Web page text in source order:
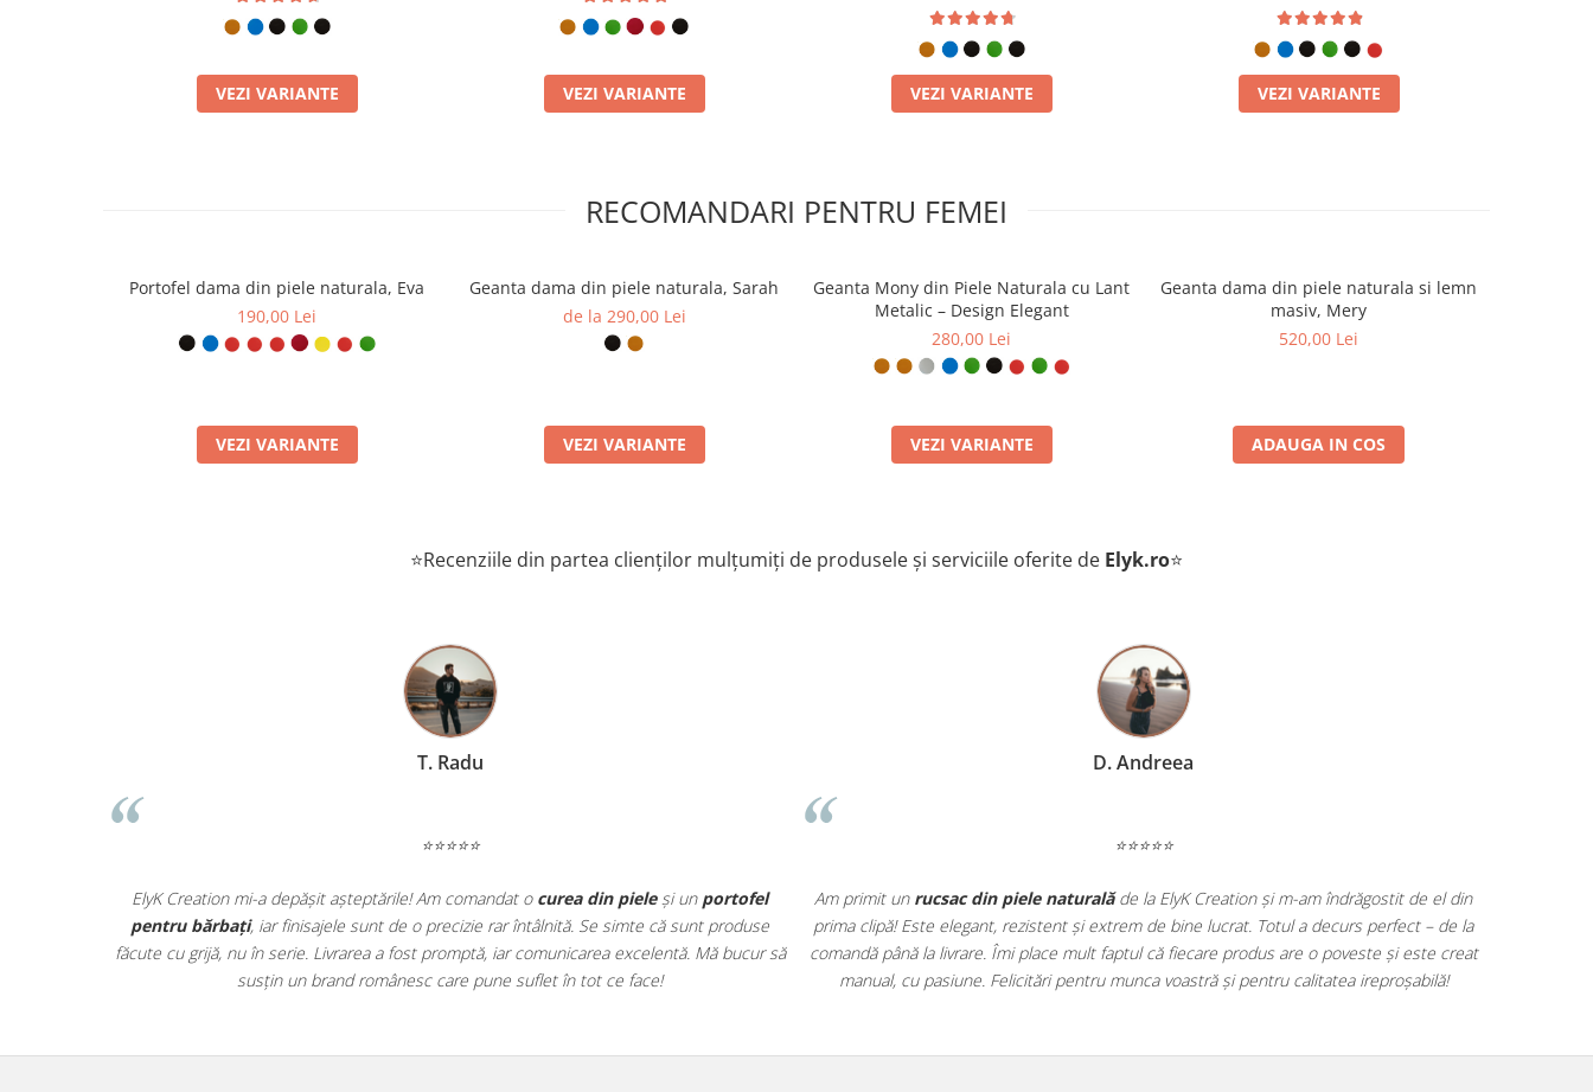
VEZI VARIANTE VEZI VARIANTE VEZI VARIANTE VEZI VARIANTE
RECOMANDARI PENTRU FEMEI
Portofel dama din piele naturala, Eva
190,00 Lei
VEZI VARIANTE
Geanta dama din piele naturala, Sarah
de la 290,00 Lei
VEZI VARIANTE
Geanta Mony din Piele Naturala cu Lant
Metalic – Design Elegant
280,00 Lei
VEZI VARIANTE
Geanta dama din piele naturala si lemn
masiv, Mery
520,00 Lei
ADAUGA IN COS
⭐Recenziile din partea clienților mulțumiți de produsele și serviciile oferite de Elyk.ro⭐
T. Radu
⭐⭐⭐⭐⭐
ElyK Creation mi-a depășit așteptările! Am comandat o curea din pieleși un portofel
pentru bărbați, iar finisajele sunt de o precizie rar întâlnită. Se simte că sunt produse
făcute cu grijă, nu în serie. Livrarea a fost promptă, iar comunicarea excelentă. Mă bucur să
susțin un brand românesc care pune suflet în tot ce face!
D. Andreea
⭐⭐⭐⭐⭐
Am primit un rucsac din piele naturalăde la ElyK Creation și m-am îndrăgostit de el din
prima clipă! Este elegant, rezistent și extrem de bine lucrat. Totul a decurs perfect – de la
comandă până la livrare. Îmi place mult faptul că fiecare produs are o poveste și este creat
manual, cu pasiune. Felicitări pentru munca voastră și pentru calitatea ireproșabilă!